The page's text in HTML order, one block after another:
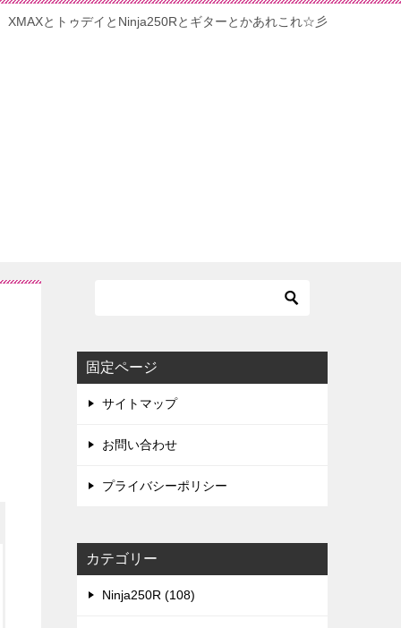
XMAXとトゥデイとNinja250Rとギターとかあれこれ☆彡
固定ページ
サイトマップ
お問い合わせ
プライバシーポリシー
カテゴリー
Ninja250R (108)